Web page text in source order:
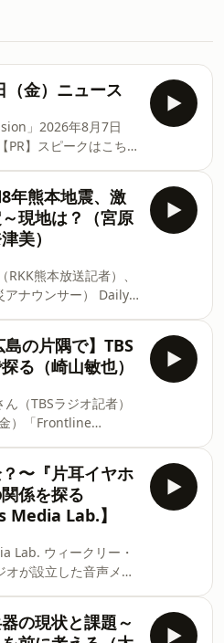
（金）ニュース
」2026年8月7日
・7日間の無料体験つ
＝＝＝＝
発信型ニュー
荻上チキ・
送 パーソナリ
奈津美 番組
メールアド
Xアカウン
8年熊本地震、激
現地は？（宮原
美）
熊本放送記者）、
ウンサー） Daily
ンクから最大6,000円
す（8/16まで・7日間の
＝＝＝
・プ
キ・Session」 ★月
20:00 TBSラジオで
⁠⁠ss954@tbs.co.jp⁠⁠ 番
島の片隅で】TBS
る（崎山敏也）
（TBSラジオ記者）
）「Frontline
円OFFで始められ
7日間の無料体験つ
＝＝＝＝
発信型ニュー
荻上チキ・
送 パーソナリ
奈津美 番組
メールアド
Xアカウン
〜『片耳イヤホ
係を探る
Media Lab.】
Lab. ウィークリー・
Lab.」。毎週金曜
員＝fellowの方々に、
器の現状と課題～